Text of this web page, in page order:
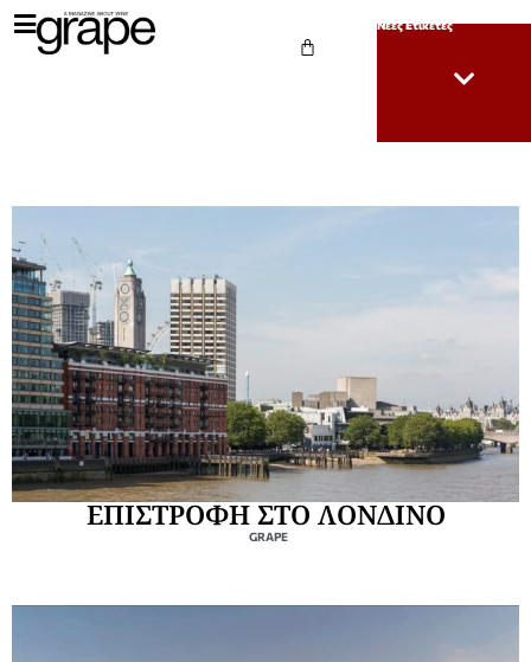
Νέες Ετικέτες
ΕΠΙΣΤΡΟΦΗ ΣΤΟ ΛΟΝΔΙΝΟ
GRAPE